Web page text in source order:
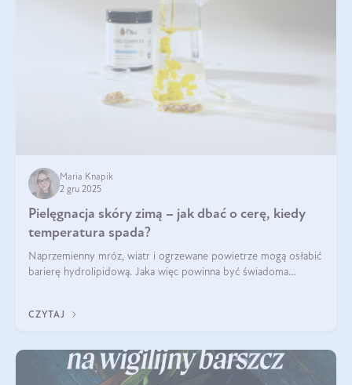
Maria Knapik
2 gru 2025
Pielęgnacja skóry zimą – jak dbać o cerę, kiedy
temperatura spada?
Naprzemienny mróz, wiatr i ogrzewane powietrze mogą osłabić
barierę hydrolipidową. Jaka więc powinna być świadoma
CZYTAJ